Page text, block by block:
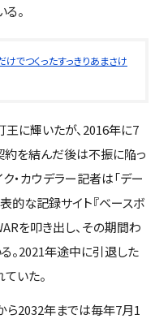
。
けでつくったすっきりあまさけ
に輝いたが、2016年に7
約を結んだ後は不振に陥っ
ク・カウデラー記者は「デー
的な記録サイト『ベースボ
を叩き出し、その期間わ
。2021年途中に引退した
いた。
ら2032年までは毎年7月1